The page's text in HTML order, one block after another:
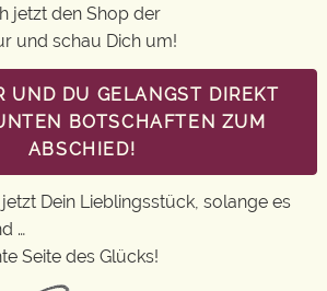
jetzt den Shop der
und schau Dich um!
UND DU GELANGST DIREKT
BOTSCHAFTEN ZUM
ABSCHIED!
Dein Lieblingsstück, solange es
…
Seite des Glücks!